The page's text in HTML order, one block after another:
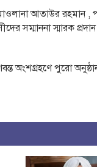
আতাউর রহমান ,
সম্মাননা স্মারক
অংশগ্রহণে পুরো